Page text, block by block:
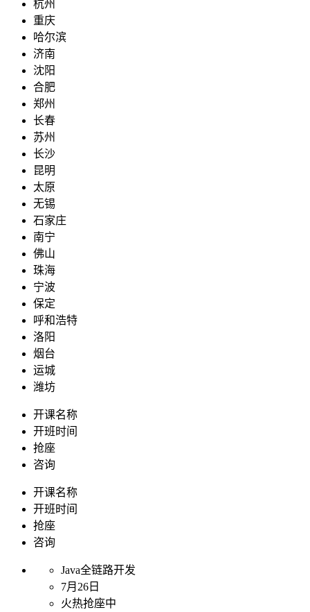
杭州
重庆
哈尔滨
济南
沈阳
合肥
郑州
长春
苏州
长沙
昆明
太原
无锡
石家庄
南宁
佛山
珠海
宁波
保定
呼和浩特
洛阳
烟台
运城
潍坊
开课名称
开班时间
抢座
咨询
开课名称
开班时间
抢座
咨询
Java全链路开发
7月26日
火热抢座中